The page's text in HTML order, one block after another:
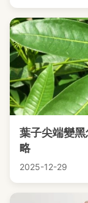
葉子尖端變
略
2025-12-29